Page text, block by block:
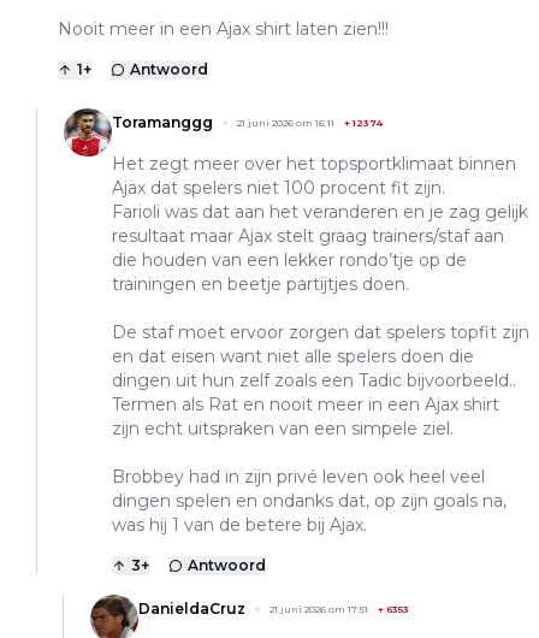
Nooit meer in een Ajax shirt laten zien!!!
1+ Antwoord
Toramanggg 21 juni 2026 om 16:11 +12374
Het zegt meer over het topsportklimaat binnen
Ajax dat spelers niet 100 procent fit zijn.
Farioli was dat aan het veranderen en je zag gelijk
resultaat maar Ajax stelt graag trainers/staf aan
die houden van een lekker rondo’tje op de
trainingen en beetje partijtjes doen.
De staf moet ervoor zorgen dat spelers topfit zijn
en dat eisen want niet alle spelers doen die
dingen uit hun zelf zoals een Tadic bijvoorbeeld..
Termen als Rat en nooit meer in een Ajax shirt
zijn echt uitspraken van een simpele ziel.
Brobbey had in zijn privé leven ook heel veel
dingen spelen en ondanks dat, op zijn goals na,
was hij 1 van de betere bij Ajax.
3+ Antwoord
DanieldaCruz 21 juni 2026 om 17:51 + 6353